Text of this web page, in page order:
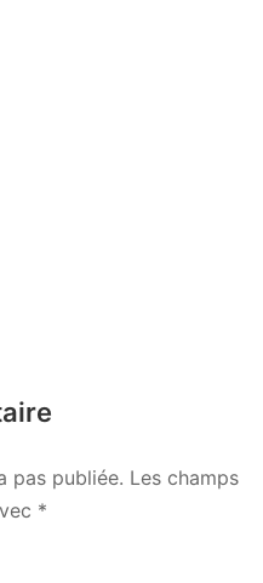
pas publiée. Les champs
*